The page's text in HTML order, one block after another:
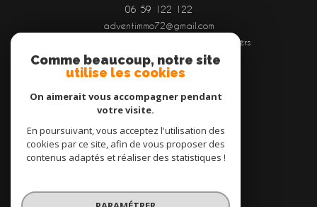
06 59 122 122
adventimmo72@gmail.com
Aéroport Le Mans - Arnage, route d'Angers
72100
Le Mans
Adhérents
Comme beaucoup, notre site
utilise les cookies
On aimerait vous accompagner pendant
votre visite.
En poursuivant, vous acceptez l'utilisation des
cookies par ce site, afin de vous proposer des
contenus adaptés et réaliser des statistiques !